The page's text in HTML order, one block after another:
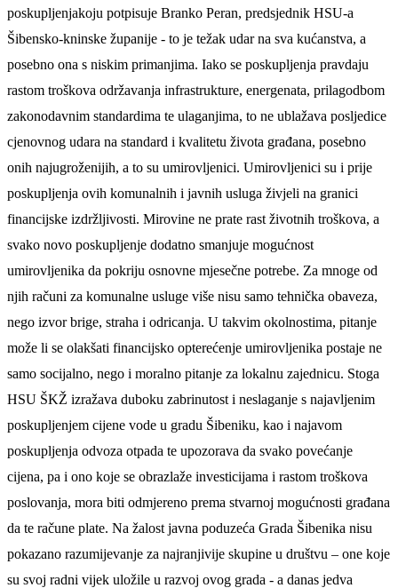
poskupljenjakoju potpisuje Branko Peran, predsjednik HSU-a
Šibensko-kninske županije - to je težak udar na sva kućanstva, a
posebno ona s niskim primanjima. Iako se poskupljenja pravdaju
rastom troškova održavanja infrastrukture, energenata, prilagodbom
zakonodavnim standardima te ulaganjima, to ne ublažava posljedice
cjenovnog udara na standard i kvalitetu života građana, posebno
onih najugroženijih, a to su umirovljenici. Umirovljenici su i prije
poskupljenja ovih komunalnih i javnih usluga živjeli na granici
financijske izdržljivosti. Mirovine ne prate rast životnih troškova, a
svako novo poskupljenje dodatno smanjuje mogućnost
umirovljenika da pokriju osnovne mjesečne potrebe. Za mnoge od
njih računi za komunalne usluge više nisu samo tehnička obaveza,
nego izvor brige, straha i odricanja. U takvim okolnostima, pitanje
može li se olakšati financijsko opterećenje umirovljenika postaje ne
samo socijalno, nego i moralno pitanje za lokalnu zajednicu. Stoga
HSU ŠKŽ izražava duboku zabrinutost i neslaganje s najavljenim
poskupljenjem cijene vode u gradu Šibeniku, kao i najavom
poskupljenja odvoza otpada te upozorava da svako povećanje
cijena, pa i ono koje se obrazlaže investicijama i rastom troškova
poslovanja, mora biti odmjereno prema stvarnoj mogućnosti građana
da te račune plate. Na žalost javna poduzeća Grada Šibenika nisu
pokazano razumijevanje za najranjivije skupine u društvu – one koje
su svoj radni vijek uložile u razvoj ovog grada - a danas jedva